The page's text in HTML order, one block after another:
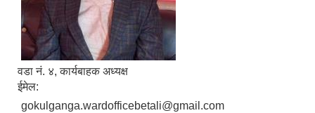
वडा नं. ४, कार्यबाहक अध्यक्ष
ईमेल:
gokulganga.wardofficebetali@gmail.com